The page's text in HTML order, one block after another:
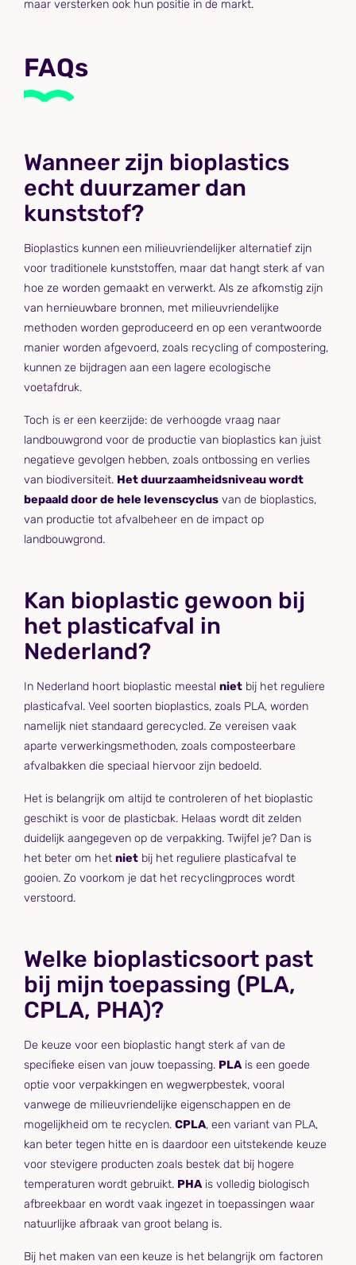
maar versterken ook hun positie in de markt.
FAQs
Wanneer zijn bioplastics
echt duurzamer dan
kunststof?
Bioplastics kunnen een milieuvriendelijker alternatief zijn
voor traditionele kunststoffen, maar dat hangt sterk af van
hoe ze worden gemaakt en verwerkt. Als ze afkomstig zijn
van hernieuwbare bronnen, met milieuvriendelijke
methoden worden geproduceerd en op een verantwoorde
manier worden afgevoerd, zoals recycling of compostering,
kunnen ze bijdragen aan een lagere ecologische
voetafdruk.
Toch is er een keerzijde: de verhoogde vraag naar
landbouwgrond voor de productie van bioplastics kan juist
negatieve gevolgen hebben, zoals ontbossing en verlies
van biodiversiteit. Het duurzaamheidsniveau wordt
bepaald door de hele levenscyclus van de bioplastics,
van productie tot afvalbeheer en de impact op
landbouwgrond.
Kan bioplastic gewoon bij
het plasticafval in
Nederland?
In Nederland hoort bioplastic meestalniet bij het reguliere
plasticafval. Veel soorten bioplastics, zoals PLA, worden
namelijk niet standaard gerecycled. Ze vereisen vaak
aparte verwerkingsmethoden, zoals composteerbare
afvalbakken die speciaal hiervoor zijn bedoeld.
Het is belangrijk om altijd te controleren of het bioplastic
geschikt is voor de plasticbak. Helaas wordt dit zelden
duidelijk aangegeven op de verpakking. Twijfel je? Dan is
het beter om hetniet bij het reguliere plasticafval te
gooien. Zo voorkom je dat het recyclingproces wordt
verstoord.
Welke bioplasticsoort past
bij mijn toepassing (PLA,
CPLA, PHA)?
De keuze voor een bioplastic hangt sterk af van de
specifieke eisen van jouw toepassing. PLA is een goede
optie voor verpakkingen en wegwerpbestek, vooral
vanwege de milieuvriendelijke eigenschappen en de
mogelijkheid om te recyclen.CPLA, een variant van PLA,
kan beter tegen hitte en is daardoor een uitstekende keuze
voor stevigere producten zoals bestek dat bij hogere
temperaturen wordt gebruikt. PHA is volledig biologisch
afbreekbaar en wordt vaak ingezet in toepassingen waar
natuurlijke afbraak van groot belang is.
Bij het maken van een keuze is het belangrijk om factoren